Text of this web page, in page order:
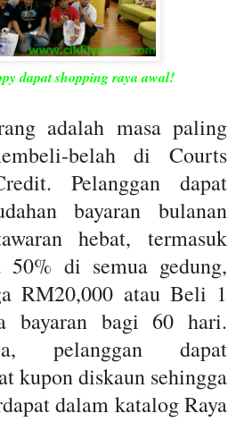
dapat shopping raya awal!
adalah masa paling
belah di Courts
Pelanggan dapat
bayaran bulanan
hebat, termasuk
50% di semua gedung,
RM20,000 atau Beli 1
bayaran bagi 60 hari.
pelanggan dapat
kupon diskaun sehingga
dalam katalog Raya